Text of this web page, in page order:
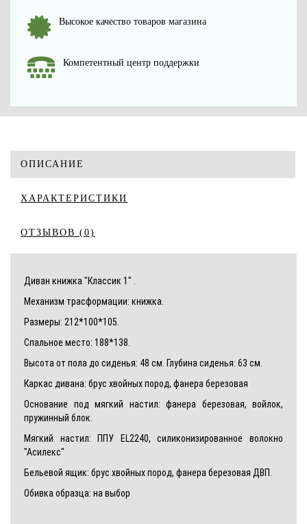
Высокое качество товаров магазина
Компетентный центр поддержки
ОПИСАНИЕ
ХАРАКТЕРИСТИКИ
ОТЗЫВОВ (0)
Диван книжка "Классик 1" .
Механизм трасформации: книжка.
Размеры: 212*100*105.
Спальное место: 188*138.
Высота от пола до сиденья: 48 см. Глубина сиденья: 63 см.
Каркас дивана: брус хвойных пород, фанера березовая
Основание под мягкий настил: фанера березовая, войлок,
пружинный блок.
Мягкий настил: ППУ EL2240, силиконизированное волокно
"Асилекс"
Бельевой ящик: брус хвойных пород, фанера березовая ДВП.
Обивка образца: на выбор